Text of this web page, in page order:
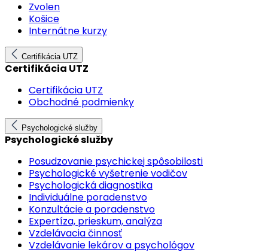
Zvolen
Košice
Internátne kurzy
Certifikácia UTZ
Certifikácia UTZ
Certifikácia UTZ
Obchodné podmienky
Psychologické služby
Psychologické služby
Posudzovanie psychickej spôsobilosti
Psychologické vyšetrenie vodičov
Psychologická diagnostika
Individuálne poradenstvo
Konzultácie a poradenstvo
Expertíza, prieskum, analýza
Vzdelávacia činnosť
Vzdelávanie lekárov a psychológov